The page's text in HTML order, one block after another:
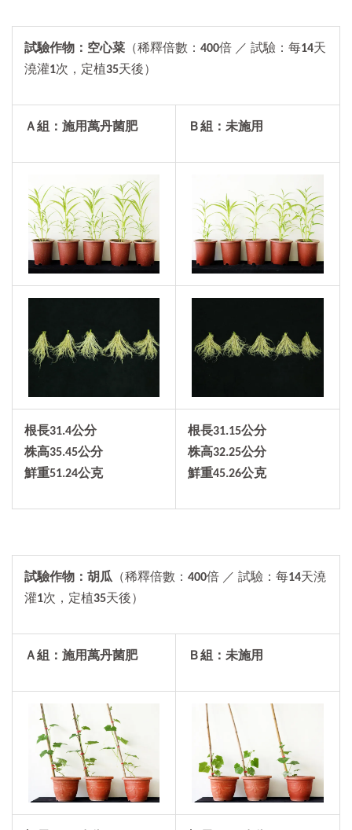
試驗作物：空心菜 （稀釋倍數： 400倍 ／ 試驗：每14天
澆灌1次，定植35天後）
Ａ組：施用萬丹菌肥 Ｂ組：未施用
根長31.4公分
株高35.45公分
鮮重51.24公克
根長31.15公分
株高32.25公分
鮮重45.26公克
試驗作物：胡瓜（稀釋倍數： 400倍 ／ 試驗：每14天澆
灌1次，定植35天後）
Ａ組：施用萬丹菌肥 Ｂ組：未施用